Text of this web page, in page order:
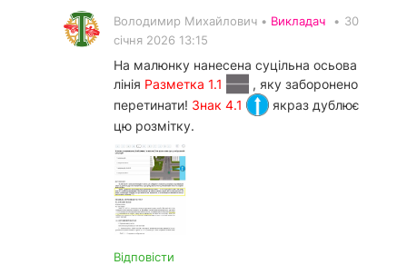
Володимир Михайлович • Викладач • 30
січня 2026 13:15
На малюнку нанесена суцільна осьова
лінія Разметка 1.1
, яку заборонено
перетинати! Знак 4.1
якраз дублює
цю розмітку.
Відповісти